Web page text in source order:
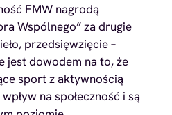
FMW nagrodą
Wspólnego” za drugie
przedsięwzięcie –
jest dowodem na to, że
sport z aktywnością
na społeczność i są